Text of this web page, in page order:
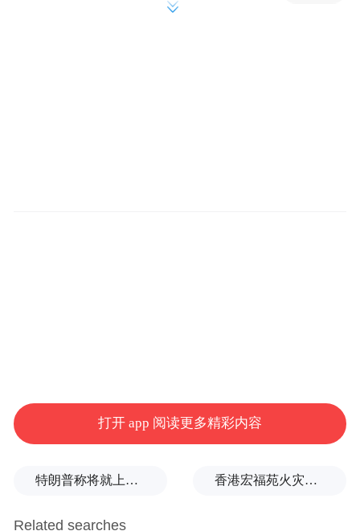
绍，学校希望通过“行走课堂”，让留学生从
创作；清潭村“金榜题名·游园会”上，他们换
上汉服学越剧、参与蹴鞠投壶，感受传统科
雅致与传统文化的仪式感。
打开 app 阅读更多精彩内容
特朗普称将就上诉法院涉白宫宴会厅项目裁决提起上诉 香港宏福苑火灾跨部门调查最终报告：大火或由烟头引起